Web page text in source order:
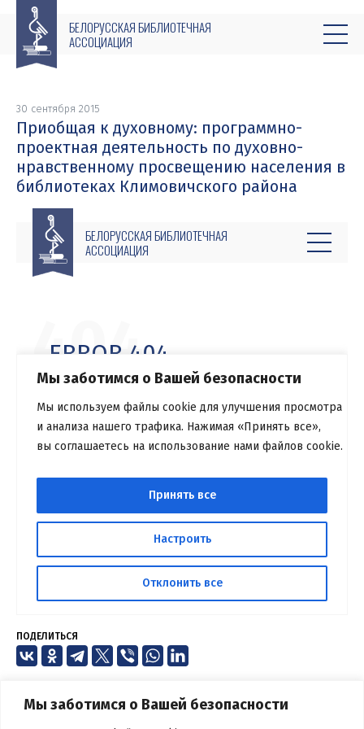
Мы заботимся о Вашей безопасности
БЕЛОРУССКАЯ БИБЛИОТЕЧНАЯ
АССОЦИАЦИЯ
30 сентября 2015
Приобщая к духовному: программно-
проектная деятельность по духовно-
нравственному просвещению населения в
библиотеках Климовичского района
ПОДЕЛИТЬСЯ